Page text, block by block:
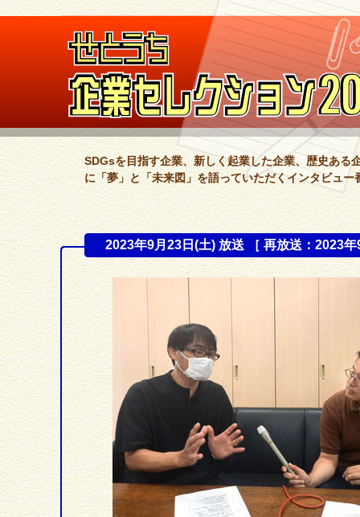
SDGsを目指す企業、新しく起業した企業、歴史ある
に「夢」と「未来図」を語っていただくインタビュ
2023年9月23日(土) 放送 ［ 再放送：2023